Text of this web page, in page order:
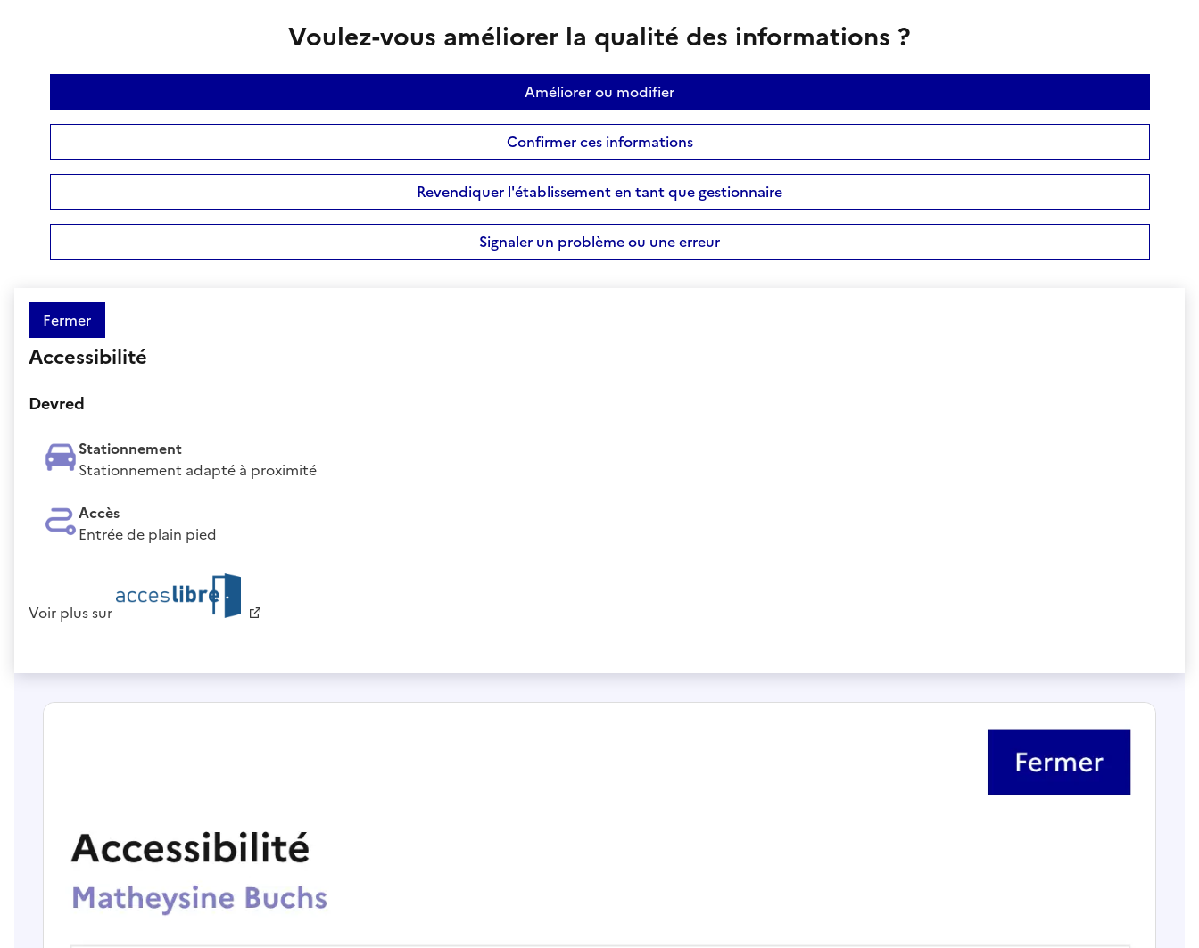
Voulez-vous améliorer la qualité des informations ?
Améliorer ou modifier
Confirmer ces informations
Revendiquer l'établissement en tant que gestionnaire
Signaler un problème ou une erreur
Fermer
Accessibilité
Devred
Stationnement
Stationnement adapté à proximité
Accès
Entrée de plain pied
Voir plus sur